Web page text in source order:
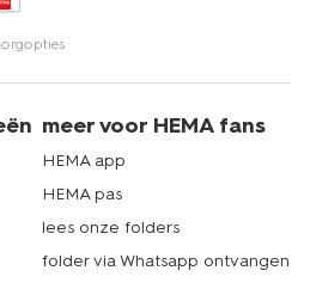
meer voor HEMA fans
HEMA app
HEMA pas
lees onze folders
folder via Whatsapp ontvangen